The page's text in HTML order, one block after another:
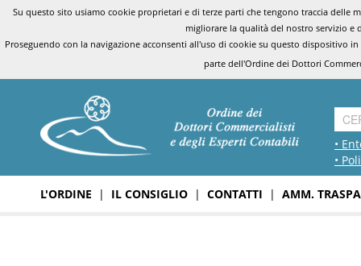
Su questo sito usiamo cookie proprietari e di terze parti che tengono traccia
migliorare la qualità del nostro servizio e
Proseguendo con la navigazione acconsenti all'uso di cookie su questo dispositivo
parte dell'Ordine dei Dottori
•
•
L'ORDINE | IL CONSIGLIO | CONTATTI | AMM.